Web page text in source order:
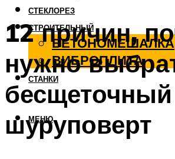
СТЕКЛОРЕЗ
СТРОИТЕЛЬНЫЙ
БЕТОНОМЕШАЛКА
ВИБРОПЛИТА
СТАНКИ
МЕНЮ
12 причин,
нужно
бесщеточный
шуруповерт